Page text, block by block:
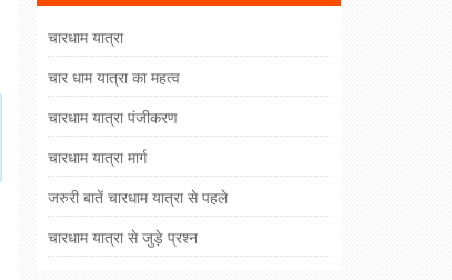
चारधाम यात्रा
चार धाम यात्रा का महत्व
चारधाम यात्रा पंजीकरण
चारधाम यात्रा मार्ग
जरुरी बातें चारधाम यात्रा से पहले
चारधाम यात्रा से जुड़े प्रश्न